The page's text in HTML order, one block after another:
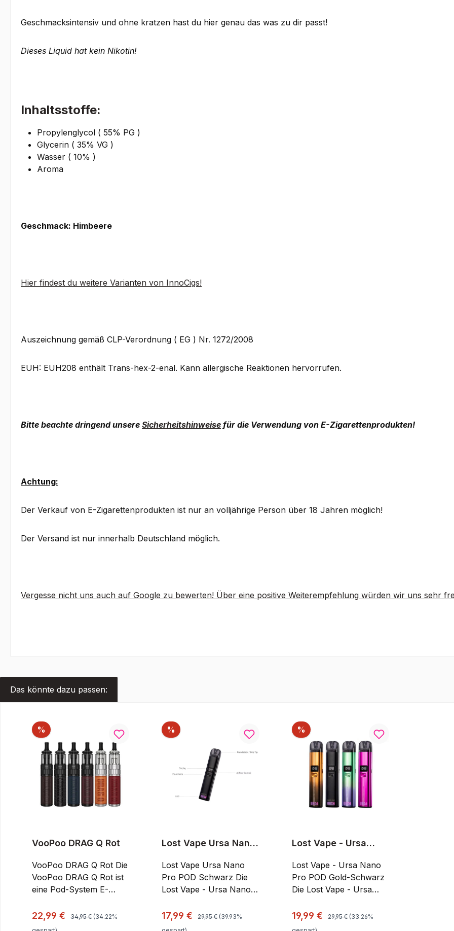
Geschmacksintensiv und ohne kratzen hast du hier genau das was zu dir passt!
Dieses Liquid hat kein Nikotin!
Inhaltsstoffe:
Propylenglycol ( 55% PG )
Glycerin ( 35% VG )
Wasser ( 10% )
Aroma
Geschmack: Himbeere
Hier findest du weitere Varianten von InnoCigs!
Auszeichnung gemäß CLP-Verordnung ( EG ) Nr. 1272/2008
EUH: EUH208 enthält Trans-hex-2-enal. Kann allergische Reaktionen hervorrufen.
Bitte beachte dringend unsere Sicherheitshinweise für die Verwendung von E-Zigarettenprodukten!
Achtung:
Der Verkauf von E-Zigarettenprodukten ist nur an volljährige Person über 18 Jahren möglich!
Der Versand ist nur innerhalb Deutschland möglich.
Vergesse nicht uns auch auf Google zu bewerten! Über eine positive Weiterempfehlung würden wir uns sehr
Das könnte dazu passen:
% Rabatt
VooPoo DRAG Q Rot
VooPoo DRAG Q Rot Die
VooPoo DRAG Q Rot ist
eine Pod-System E-
eine Top-Qualität und
sieht sehr gut und
Verkaufspreis:
22,99 € Regulärer Preis:
34,95 € (34.22%
% Rabatt
Lost Vape Ursa Nano
Lost Vape Ursa Nano
Pro POD Schwarz Die
Lost Vape - Ursa Nano
eine Pod-System E-
Zigarette. Sie verspricht
Verkaufspreis:
17,99 € Regulärer Preis:
29,95 € (39.93%
% Rabatt
Lost Vape - Ursa
Schwarz
Lost Vape - Ursa Nano
Pro POD Gold-Schwarz
Die Lost Vape - Ursa
Schwarz ist eine Pod-
System E-Zigarette. Sie
Verkaufspreis:
19,99 € Regulärer Preis:
29,95 € (33.26%